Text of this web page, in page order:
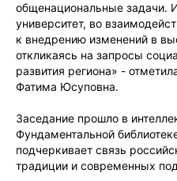
общенациональные задачи.
университет, во
к внедрению изменений в
откликаясь на запросы
развития региона» -
Фатима Юсуповна.
Заседание прошло в
Фундаментальной
подчеркивает связь
традиции и современных